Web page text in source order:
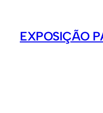
EXPOSIÇÃO